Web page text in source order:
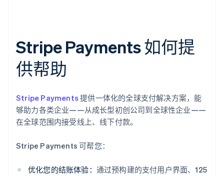
Stripe Payments 如何提
供帮助
Stripe Payments提供一体化的全球支付解决方案，能
够助力各类企业——从成长型初创公司到全球性企业——
在全球范围内接受线上、线下付款。
Stripe Payments 可帮您：
优化您的结账体验： 通过预构建的支付用户界面、125